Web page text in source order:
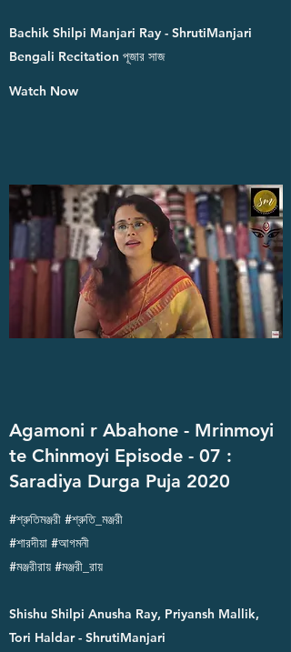
Bachik Shilpi Manjari Ray - ShrutiManjari
Bengali Recitation পূজার সাজ
Watch Now
Agamoni r Abahone - Mrinmoyi
te Chinmoyi Episode - 07 :
Saradiya Durga Puja 2020
#শ্রুতিমঞ্জরী #শ্রুতি_মঞ্জরী
#শারদীয়া #আগমনী
#মঞ্জরীরায় #মঞ্জরী_রায়
Shishu Shilpi Anusha Ray, Priyansh Mallik,
Tori Haldar - ShrutiManjari